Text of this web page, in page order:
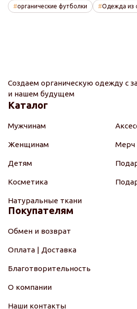
органические футболки Одежда из
Создаем органическую одежду с
и нашем будущем
Каталог
Мужчинам
Женщинам
Детям
Косметика
Натуральные ткани
Мерч
Покупателям
Обмен и возврат
Оплата | Доставка
Благотворительность
О компании
Наши контакты